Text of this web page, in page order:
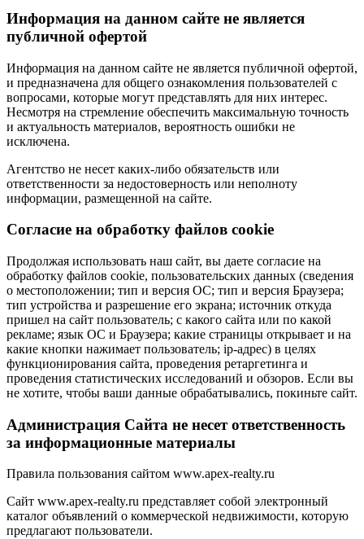
Информация на данном сайте не является
публичной офертой
Информация на данном сайте не является публичной офертой,
и предназначена для общего ознакомления пользователей с
вопросами, которые могут представлять для них интерес.
Несмотря на стремление обеспечить максимальную точность
и актуальность материалов, вероятность ошибки не
исключена.
Агентство не несет каких-либо обязательств или
ответственности за недостоверность или неполноту
информации, размещенной на сайте.
Cогласие на обработку файлов cookie
Продолжая использовать наш сайт, вы даете согласие на
обработку файлов cookie, пользовательских данных (сведения
о местоположении; тип и версия ОС; тип и версия Браузера;
тип устройства и разрешение его экрана; источник откуда
пришел на сайт пользователь; с какого сайта или по какой
рекламе; язык ОС и Браузера; какие страницы открывает и на
какие кнопки нажимает пользователь; ip-адрес) в целях
функционирования сайта, проведения ретаргетинга и
проведения статистических исследований и обзоров. Если вы
не хотите, чтобы ваши данные обрабатывались, покиньте сайт.
Администрация Сайта не несет ответственность
за информационные материалы
Правила пользования сайтом www.apex-realty.ru
Сайт www.apex-realty.ru представляет собой электронный
каталог объявлений о коммерческой недвижимости, которую
предлагают пользователи.